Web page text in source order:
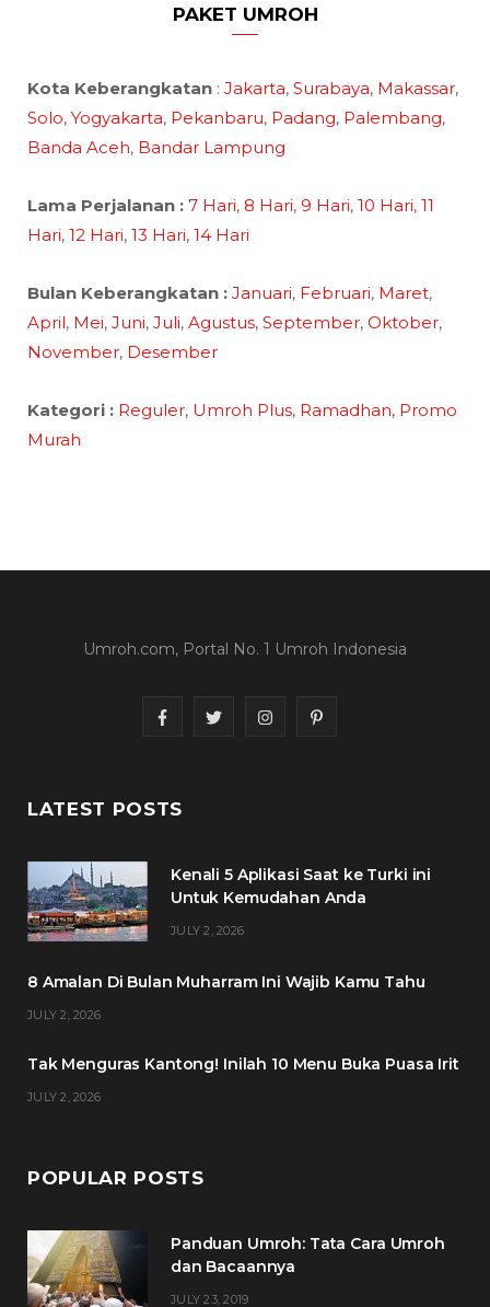
PAKET UMROH
Kota Keberangkatan : Jakarta, Surabaya, Makassar,
Solo, Yogyakarta, Pekanbaru, Padang, Palembang,
Banda Aceh, Bandar Lampung
Lama Perjalanan : 7 Hari, 8 Hari, 9 Hari, 10 Hari, 11
Hari, 12 Hari, 13 Hari, 14 Hari
Bulan Keberangkatan : Januari, Februari, Maret,
April, Mei, Juni, Juli, Agustus, September, Oktober,
November, Desember
Kategori : Reguler, Umroh Plus, Ramadhan, Promo
Murah
Umroh.com, Portal No. 1 Umroh Indonesia
F
c
b
T
t
I
a
P
e
LATEST POSTS
Kenali 5 Aplikasi Saat ke Turki ini
Untuk Kemudahan Anda
JULY 2, 2026
8 Amalan Di Bulan Muharram Ini Wajib Kamu Tahu
JULY 2, 2026
Tak Menguras Kantong! Inilah 10 Menu Buka Puasa Irit
JULY 2, 2026
POPULAR POSTS
Panduan Umroh: Tata Cara Umroh
dan Bacaannya
JULY 23, 2019